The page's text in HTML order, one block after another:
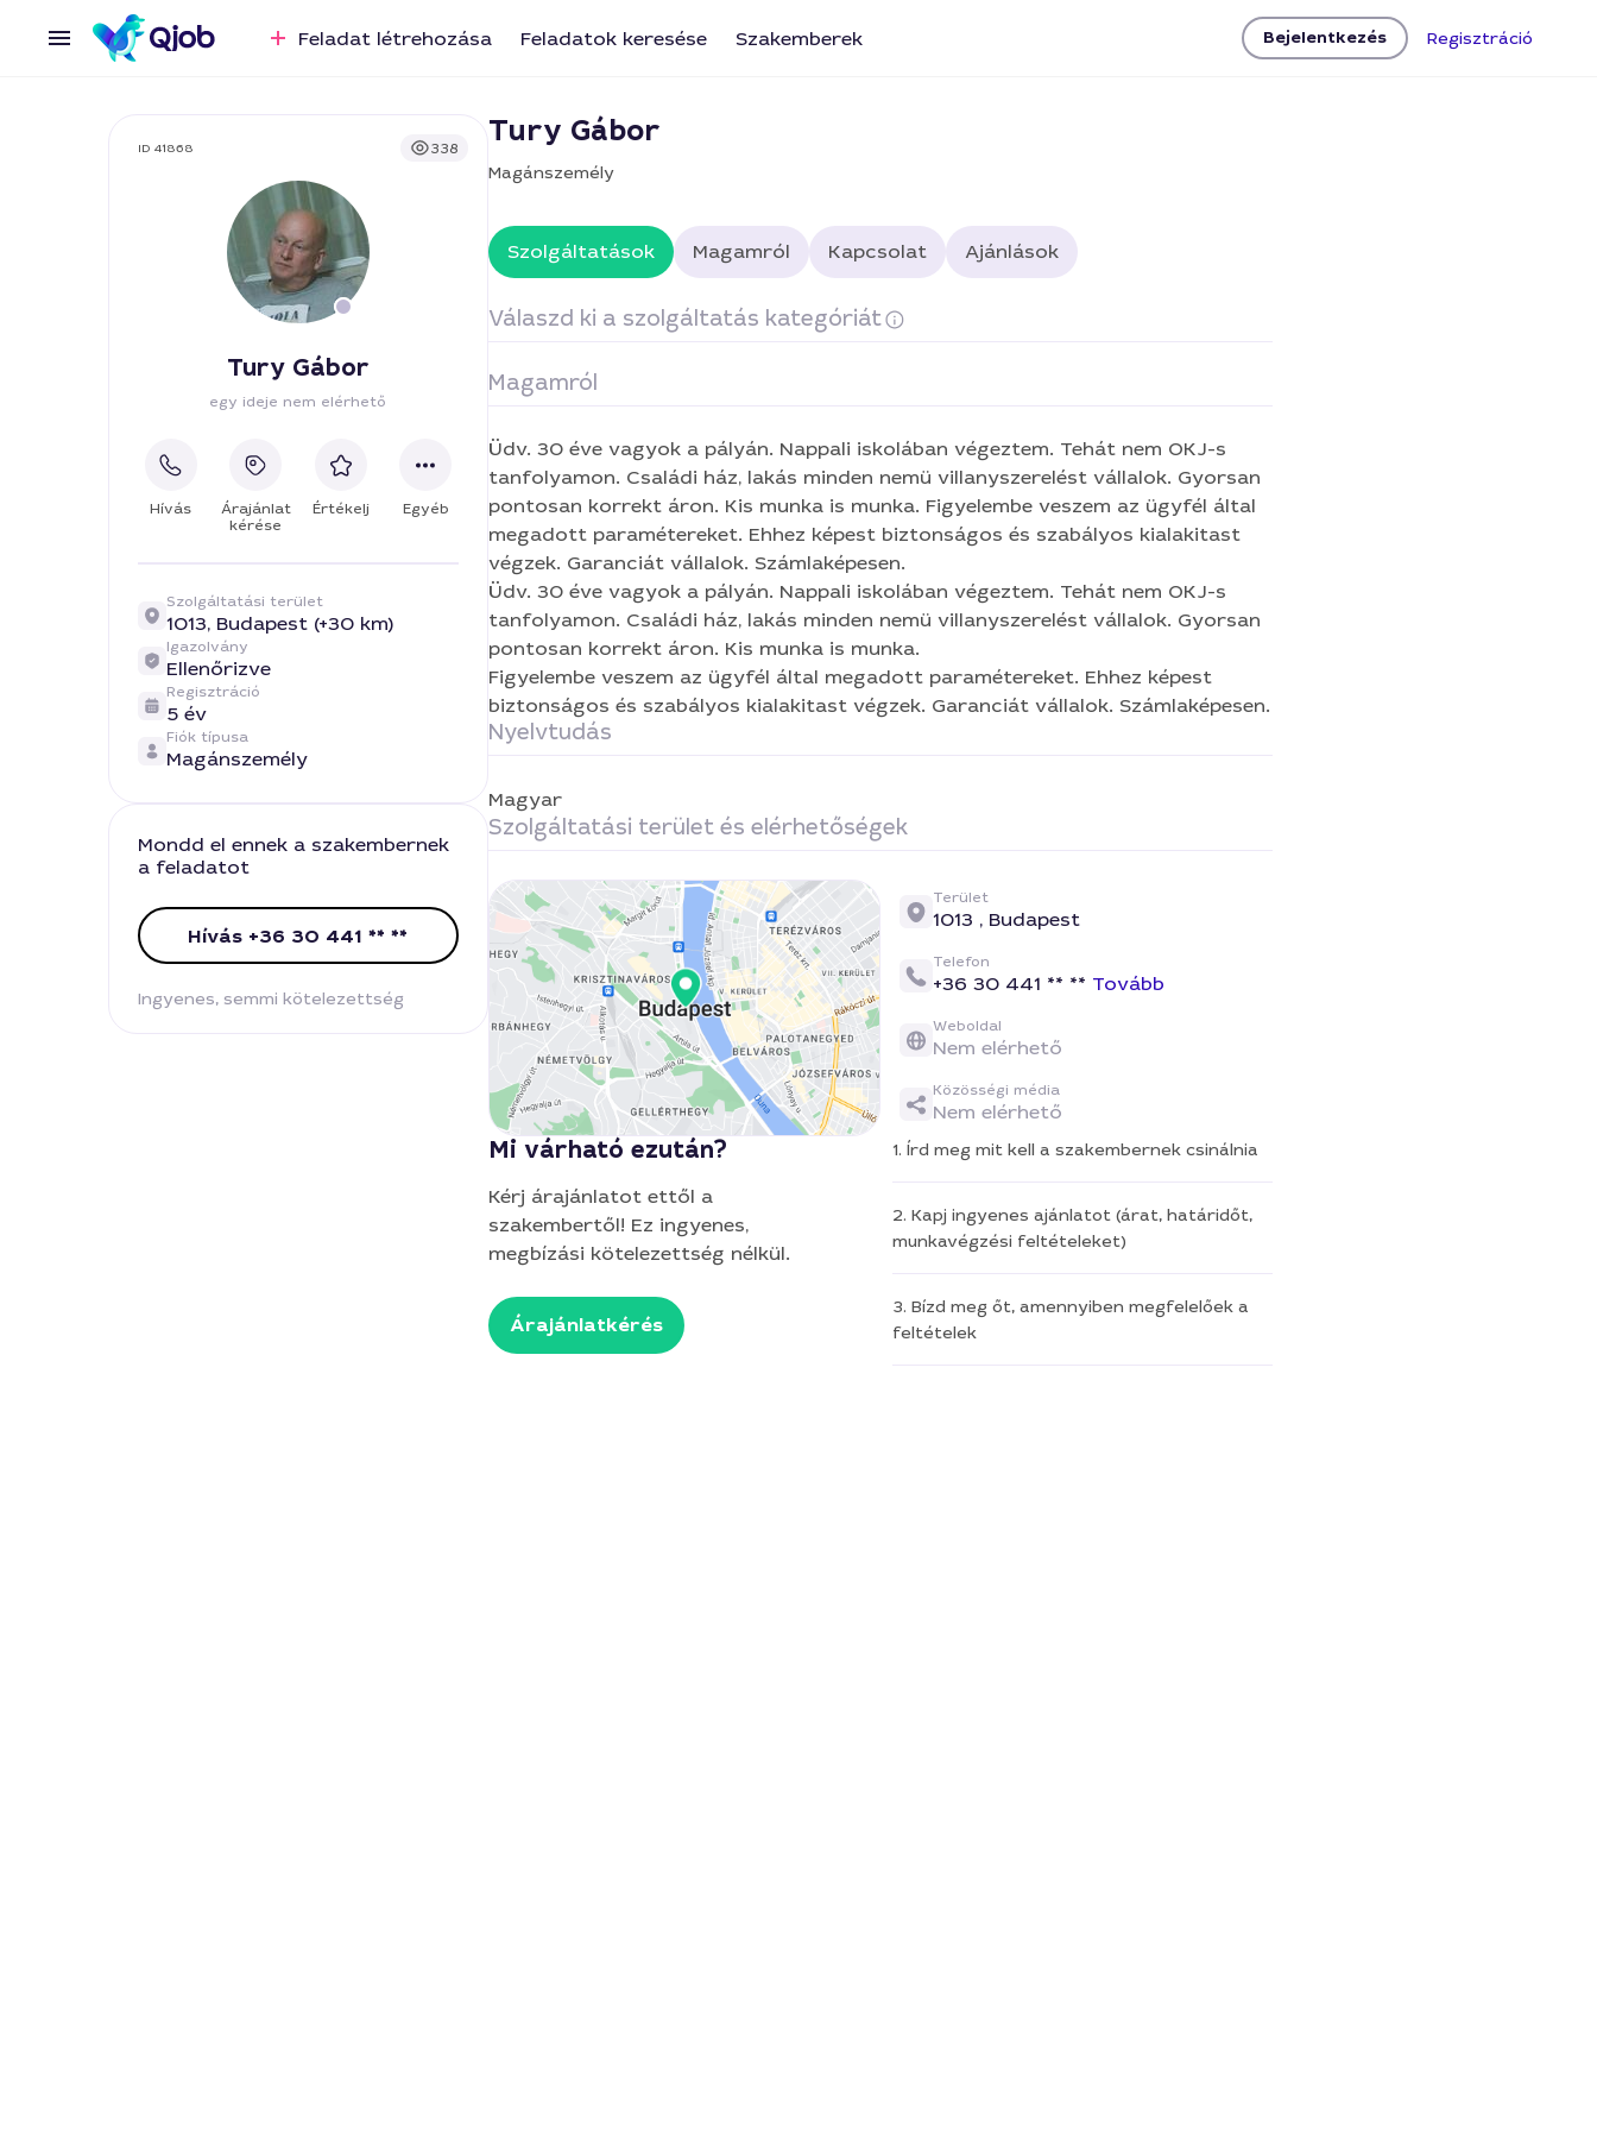
Feladat létrehozása Feladatok keresése Szakemberek Bejelentkezés Regisztráció
ID 41868 338
Tury Gábor
egy ideje nem elérhető
Hívás
Árajánlat
kérése
Értékelj Egyéb
Szolgáltatási terület
1013, Budapest (+30 km)
Igazolvány
Ellenőrizve
Regisztráció
5 év
Fiók típusa
Magánszemély
Mondd el ennek a szakembernek
a feladatot
Hívás +36 30 441 ** **
Ingyenes, semmi kötelezettség
Tury Gábor
Magánszemély
Szolgáltatások Magamról Kapcsolat Ajánlások
Válaszd ki a szolgáltatás kategóriát
Villanyszerelés
Magamról
Üdv. 30 éve vagyok a pályán. Nappali iskolában végeztem. Tehát nem OKJ-s
tanfolyamon. Családi ház, lakás minden nemü villanyszerelést vállalok. Gyorsan
pontosan korrekt áron. Kis munka is munka. Figyelembe veszem az ügyfél által
megadott paramétereket. Ehhez képest biztonságos és szabályos kialakitast
végzek. Garanciát vállalok. Számlaképesen.
Üdv. 30 éve vagyok a pályán. Nappali iskolában végeztem. Tehát nem OKJ-s
tanfolyamon. Családi ház, lakás minden nemü villanyszerelést vállalok. Gyorsan
pontosan korrekt áron. Kis munka is munka.
Figyelembe veszem az ügyfél által megadott paramétereket. Ehhez képest
biztonságos és szabályos kialakitast végzek. Garanciát vállalok. Számlaképesen.
Nyelvtudás
Magyar
Szolgáltatási terület és elérhetőségek
Terület
1013 , Budapest
Telefon
+36 30 441 ** ** Tovább
Weboldal
Nem elérhető
Közösségi média
Nem elérhető
Mi várható ezután?
Kérj árajánlatot ettől a
szakembertől! Ez ingyenes,
megbízási kötelezettség nélkül.
Árajánlatkérés
1. Írd meg mit kell a szakembernek csinálnia
2. Kapj ingyenes ajánlatot (árat, határidőt,
munkavégzési feltételeket)
3. Bízd meg őt, amennyiben megfelelőek a
feltételek